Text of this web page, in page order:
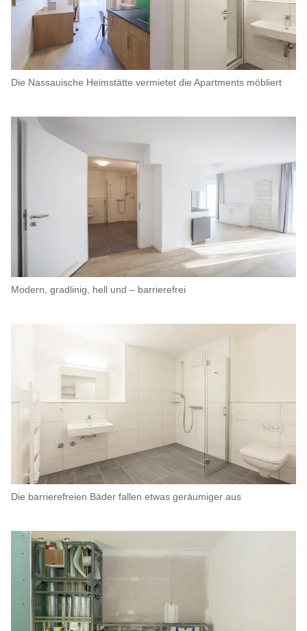
Die Nassauische Heimstätte vermietet die Apartments möbliert
Modern, gradlinig, hell und – barrierefrei
Die barrierefreien Bäder fallen etwas geräumiger aus